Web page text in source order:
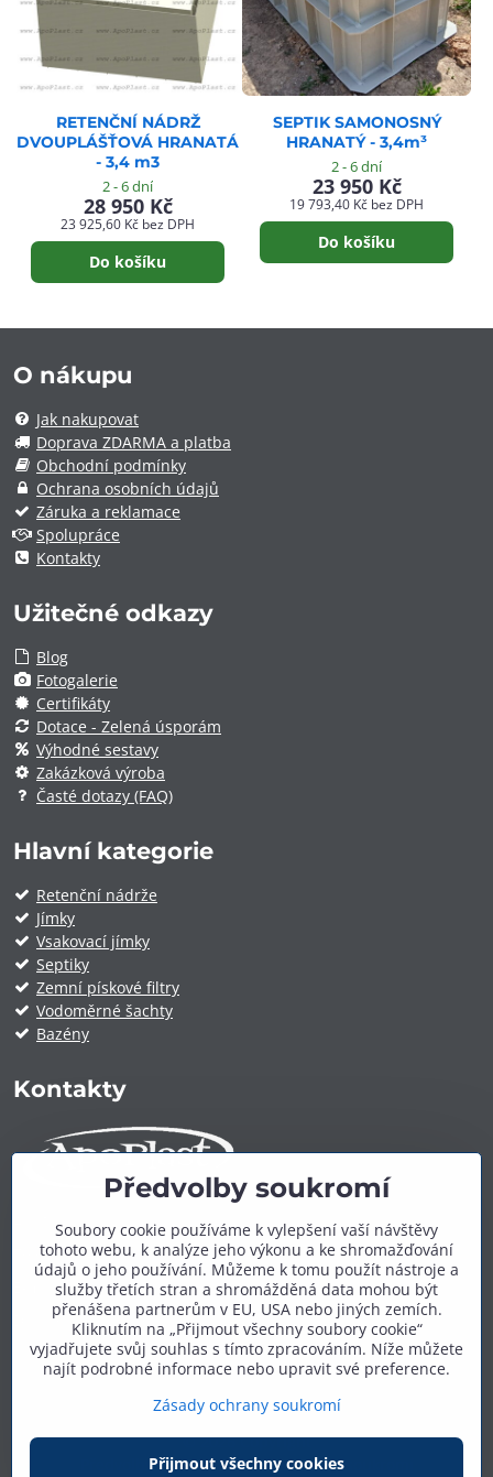
RETENČNÍ NÁDRŽ
DVOUPLÁŠŤOVÁ HRANATÁ
- 3,4 m3
2 - 6 dní
28 950 Kč
23 925,60 Kč bez DPH
Do košíku
SEPTIK SAMONOSNÝ
HRANATÝ - 3,4m³
2 - 6 dní
23 950 Kč
19 793,40 Kč bez DPH
Do košíku
O nákupu
Jak nakupovat
Doprava ZDARMA a platba
Obchodní podmínky
Ochrana osobních údajů
Záruka a reklamace
Spolupráce
Kontakty
Užitečné odkazy
Blog
Fotogalerie
Certifikáty
Dotace - Zelená úsporám
Výhodné sestavy
Zakázková výroba
Časté dotazy (FAQ)
Hlavní kategorie
Retenční nádrže
Jímky
Vsakovací jímky
Septiky
Zemní pískové filtry
Vodoměrné šachty
Bazény
Kontakty
ApoPlast.cz
Telefon:+420 606 909 600
E-mail:info@apoplast.cz
Další kontakty:zde
©2026Copyright
Předvolby soukromíZásady ochrany soukromí
Předvolby soukromí
Soubory cookie používáme k vylepšení vaší návštěvy
tohoto webu, k analýze jeho výkonu a ke shromažďování
údajů o jeho používání. Můžeme k tomu použít nástroje a
služby třetích stran a shromážděná data mohou být
přenášena partnerům v EU, USA nebo jiných zemích.
Kliknutím na „Přijmout všechny soubory cookie“
vyjadřujete svůj souhlas s tímto zpracováním. Níže můžete
najít podrobné informace nebo upravit své preference.
Zásady ochrany soukromí
Přijmout všechny cookies